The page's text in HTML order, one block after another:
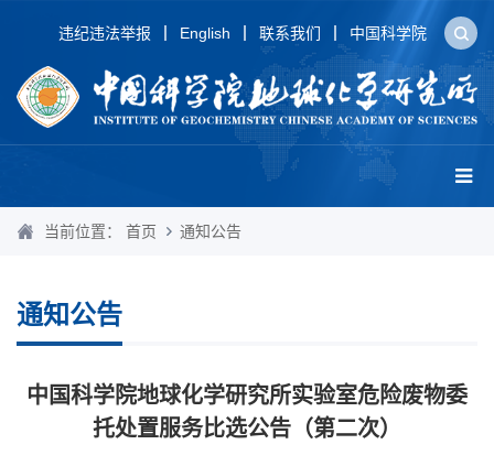
违纪违法举报 English 联系我们 中国科学院
当前位置： 首页 通知公告
通知公告
​中国科学院地球化学研究所实验室危险废物委
托处置服务比选公告（第二次）